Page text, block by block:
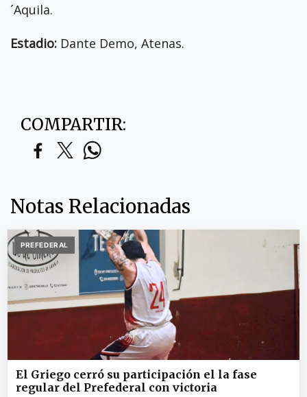
´Aquila.
Estadio: Dante Demo, Atenas.
COMPARTIR:
Notas Relacionadas
PREFEDERAL
El Griego cerró su participación el la fase
regular del Prefederal con victoria